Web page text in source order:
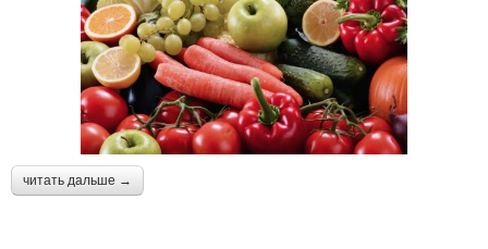
читать дальше →